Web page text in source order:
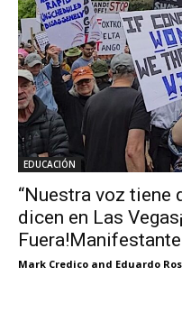
EDUCACIÓN
“Nuestra voz tiene
dicen en Las
Mark Credico and Eduardo